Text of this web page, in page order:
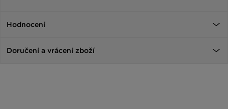
Hodnocení
Doručení a vrácení zboží